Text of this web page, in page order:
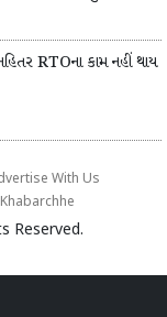
RTOના કામ નહીં થાય
With Us
Reserved.